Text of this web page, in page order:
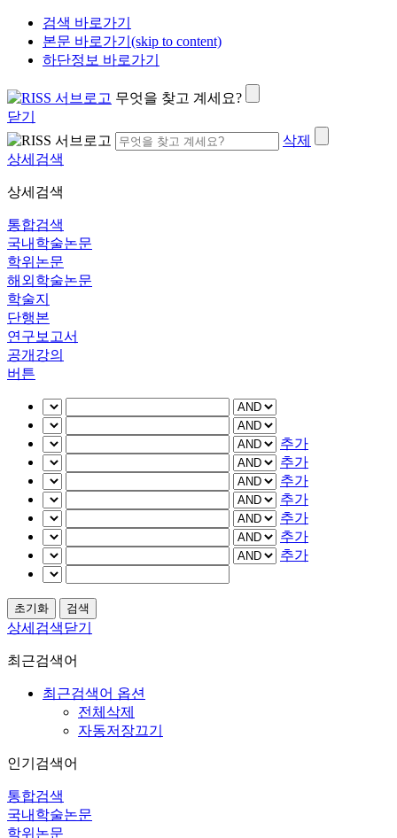
검색 바로가기
본문 바로가기(skip to content)
하단정보 바로가기
무엇을 찾고 계세요?
닫기
삭제
상세검색
상세검색
통합검색
국내학술논문
학위논문
해외학술논문
학술지
단행본
연구보고서
공개강의
버튼
추가
추가
추가
추가
추가
추가
추가
상세검색닫기
최근검색어
최근검색어 옵션
전체삭제
자동저장끄기
인기검색어
통합검색
국내학술논문
학위논문